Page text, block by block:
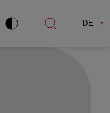
Kontrast
Suche
DE